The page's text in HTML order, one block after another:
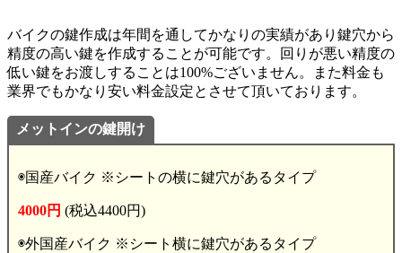
バイクの鍵作成は年間を通してかなりの実績があり鍵穴から
精度の高い鍵を作成することが可能です。回りが悪い精度の
低い鍵をお渡しすることは100%ございません。また料金も
業界でもかなり安い料金設定とさせて頂いております。
メットインの鍵開け
◉国産バイク ※シートの横に鍵穴があるタイプ
4000円 (税込4400円)
◉外国産バイク ※シート横に鍵穴があるタイプ